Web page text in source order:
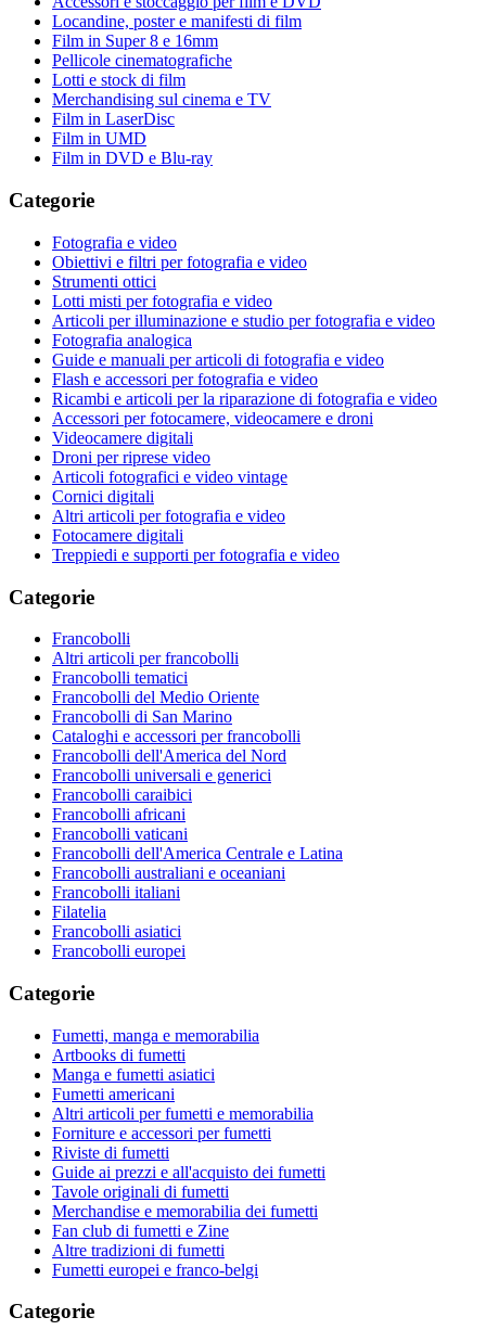
Locandine, poster e manifesti di film
Film in Super 8 e 16mm
Pellicole cinematografiche
Lotti e stock di film
Merchandising sul cinema e TV
Film in LaserDisc
Film in UMD
Film in DVD e Blu-ray
Categorie
Fotografia e video
Obiettivi e filtri per fotografia e video
Strumenti ottici
Lotti misti per fotografia e video
Articoli per illuminazione e studio per fotografia e video
Fotografia analogica
Guide e manuali per articoli di fotografia e video
Flash e accessori per fotografia e video
Ricambi e articoli per la riparazione di fotografia e video
Accessori per fotocamere, videocamere e droni
Videocamere digitali
Droni per riprese video
Articoli fotografici e video vintage
Cornici digitali
Altri articoli per fotografia e video
Fotocamere digitali
Treppiedi e supporti per fotografia e video
Categorie
Francobolli
Altri articoli per francobolli
Francobolli tematici
Francobolli del Medio Oriente
Francobolli di San Marino
Cataloghi e accessori per francobolli
Francobolli dell'America del Nord
Francobolli universali e generici
Francobolli caraibici
Francobolli africani
Francobolli vaticani
Francobolli dell'America Centrale e Latina
Francobolli australiani e oceaniani
Francobolli italiani
Filatelia
Francobolli asiatici
Francobolli europei
Categorie
Fumetti, manga e memorabilia
Artbooks di fumetti
Manga e fumetti asiatici
Fumetti americani
Altri articoli per fumetti e memorabilia
Forniture e accessori per fumetti
Riviste di fumetti
Guide ai prezzi e all'acquisto dei fumetti
Tavole originali di fumetti
Merchandise e memorabilia dei fumetti
Fan club di fumetti e Zine
Altre tradizioni di fumetti
Fumetti europei e franco-belgi
Categorie